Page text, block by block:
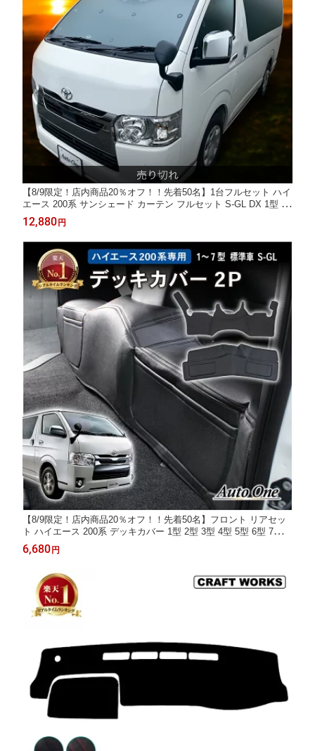
【8/9限定！店内商品20％オフ！！先着50名】1台フルセット ハイ
エース 200系 サンシェード カーテン フルセット S-GL DX 1型 2
型 3型 4型 5型 6型 7型 8型 専用 車中泊 UVカット 断熱 紫外線 カ
ット プライバシー グッズ フロント リア サイド レジアスエース
12,880 円
【8/9限定！店内商品20％オフ！！先着50名】フロント リアセッ
ト ハイエース 200系 デッキカバー 1型 2型 3型 4型 5型 6型 7型 8
型 フロント リア デッキ カバー 傷防止 汚れ 防止 収納 カスタム
アクセサリー バン 専用 標準 標準車 車 内装 レザー
6,680 円